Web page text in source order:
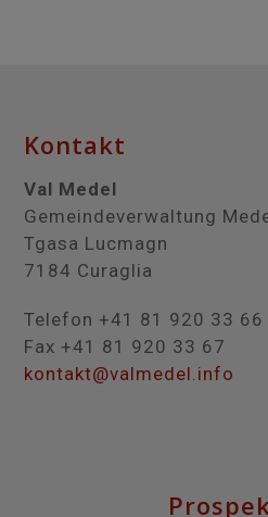
Kontakt
Val Medel
Gemeindeverwaltung
Tgasa Lucmagn
7184 Curaglia
Telefon +41 81 920 33 66
Fax +41 81 920 33 67
kontakt@valmedel.info